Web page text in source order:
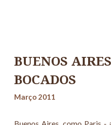
BUENOS
BOCADOS
Março 2011